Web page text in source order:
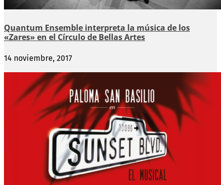
Quantum Ensemble interpreta la música de los
«Zares» en el Círculo de Bellas Artes
14 noviembre, 2017